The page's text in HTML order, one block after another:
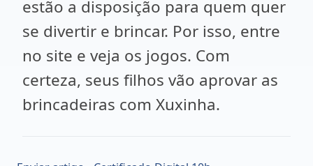
estão a disposição para quem quer
se divertir e brincar. Por isso, entre
no site e veja os jogos. Com
certeza, seus filhos vão aprovar as
brincadeiras com Xuxinha.